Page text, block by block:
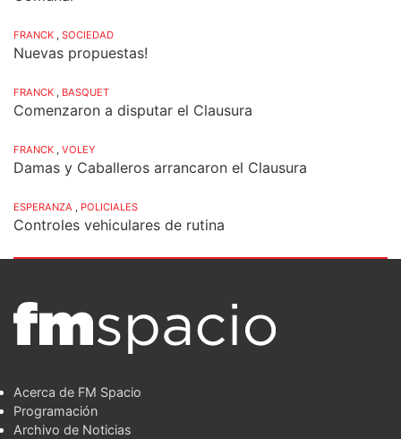
FRANCK , SOCIEDAD
Nuevas propuestas!
FRANCK , BASQUET
Comenzaron a disputar el Clausura
FRANCK , VOLEY
Damas y Caballeros arrancaron el Clausura
ESPERANZA , POLICIALES
Controles vehiculares de rutina
Acerca de FM Spacio
Programación
Archivo de Noticias